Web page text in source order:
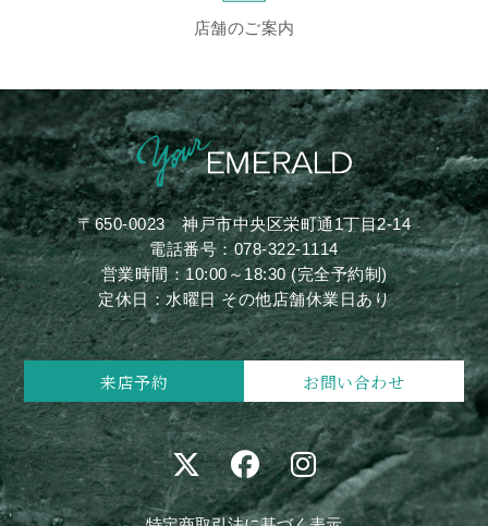
店舗のご案内
〒650-0023神戸市中央区栄町通1丁目2-14
電話番号：078-322-1114
営業時間：10:00～18:30 (完全予約制)
定休日：水曜日 その他店舗休業日あり
来店予約 お問い合わせ